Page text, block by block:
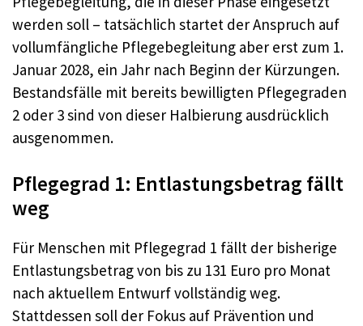
werden soll – tatsächlich startet der Anspruch auf
vollumfängliche Pflegebegleitung aber erst zum 1.
Januar 2028, ein Jahr nach Beginn der Kürzungen.
Bestandsfälle mit bereits bewilligten Pflegegraden
2 oder 3 sind von dieser Halbierung ausdrücklich
ausgenommen.
Pflegegrad 1: Entlastungsbetrag fällt
weg
Für Menschen mit Pflegegrad 1 fällt der bisherige
Entlastungsbetrag von bis zu 131 Euro pro Monat
nach aktuellem Entwurf vollständig weg.
Stattdessen soll der Fokus auf Prävention und